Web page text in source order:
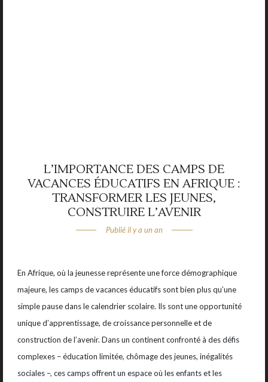
L’IMPORTANCE DES CAMPS DE
VACANCES ÉDUCATIFS EN AFRIQUE :
TRANSFORMER LES JEUNES,
CONSTRUIRE L’AVENIR
Publiéil y a un an
En Afrique, où la jeunesse représente une force démographique
majeure, les camps de vacances éducatifs sont bien plus qu’une
simple pause dans le calendrier scolaire. Ils sont une opportunité
unique d’apprentissage, de croissance personnelle et de
construction de l’avenir. Dans un continent confronté à des défis
complexes – éducation limitée, chômage des jeunes, inégalités
sociales –, ces camps offrent un espace où les enfants et les